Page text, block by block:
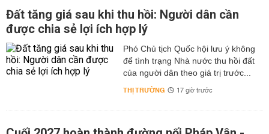
Đất tăng giá sau khi thu hồi: Người dân cần
được chia sẻ lợi ích hợp lý
Phó Chủ tịch Quốc hội lưu ý không
để tình trạng Nhà nước thu hồi đất
của người dân theo giá trị trước...
THỊ TRƯỜNG 17 giờ trước